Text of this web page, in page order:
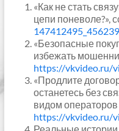
«Как не стать
цепи поневоле?»,
«Безопасные
избежать
https://vkvideo.ru/
«Продлите
останетесь без
видом операторов
https://vkvideo.ru/